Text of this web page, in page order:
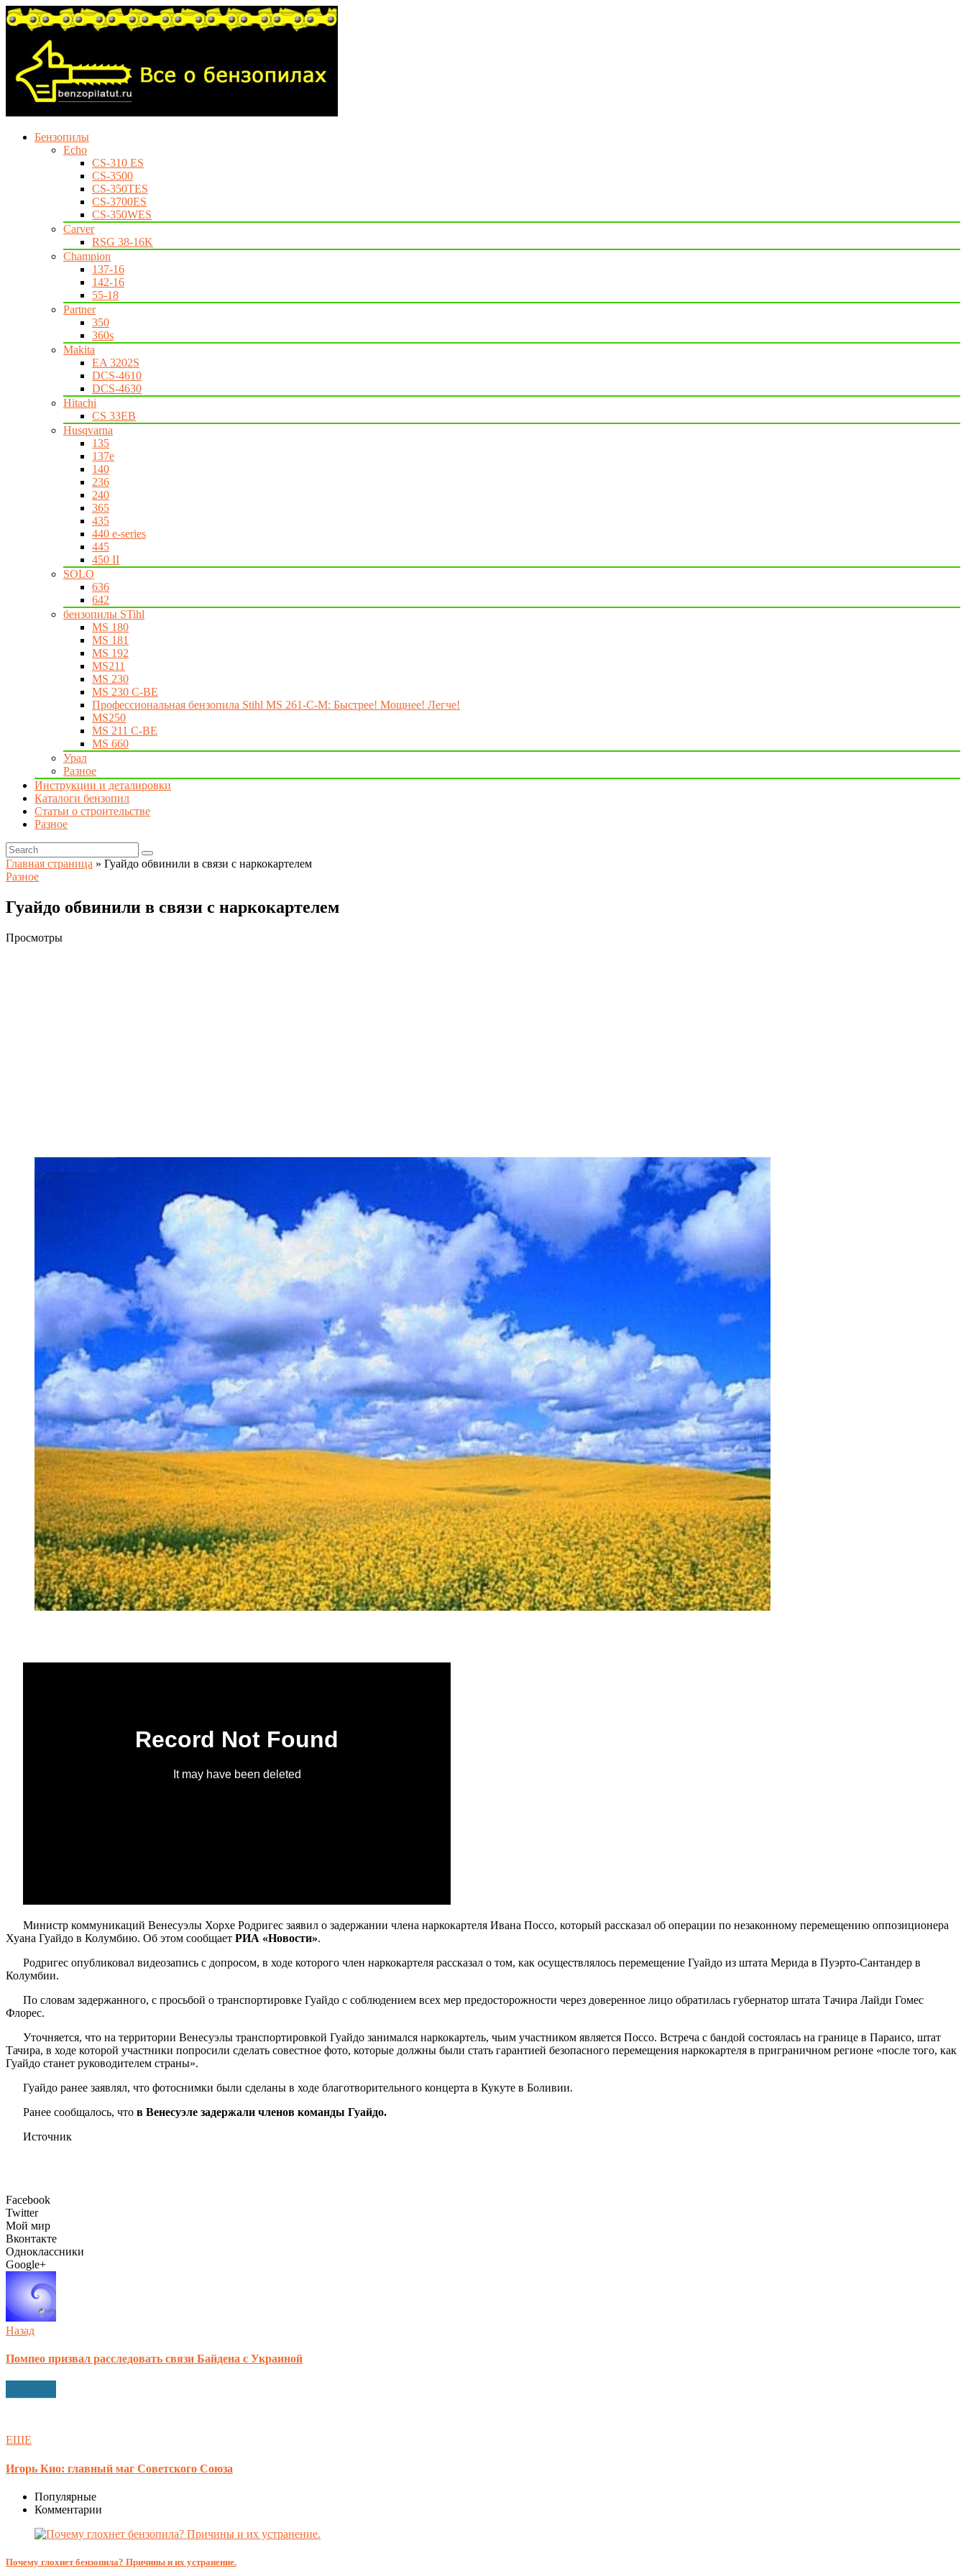
Бензопилы
Echo
CS-310 ES
CS-3500
CS-350TES
CS-3700ES
CS-350WES
Carver
RSG 38-16K
Champion
137-16
142-16
55-18
Partner
350
360s
Makita
EA 3202S
DCS-4610
DCS-4630
Hitachi
CS 33EB
Husqvarna
135
137e
140
236
240
365
435
440 e-series
445
450 II
SOLO
636
642
бензопилы STihl
MS 180
MS 181
MS 192
MS211
MS 230
MS 230 C-BE
Профессиональная бензопила Stihl MS 261-C-M: Быстрее! Мощнее! Легче!
MS250
MS 211 C-BE
MS 660
Урал
Разное
Инструкции и деталировки
Каталоги бензопил
Статьи о строительстве
Разное
Главная страница » Гуайдо обвинили в связи с наркокартелем
Разное
Гуайдо обвинили в связи с наркокартелем
Просмотры
Министр коммуникаций Венесуэлы Хорхе Родригес заявил о задержании члена наркокартеля Ивана Поссо, который рассказал об операции по незаконному перемещению оппозиционера
Хуана Гуайдо в Колумбию. Об этом сообщает РИА «Новости».
Родригес опубликовал видеозапись с допросом, в ходе которого член наркокартеля рассказал о том, как осуществлялось перемещение Гуайдо из штата Мерида в Пуэрто-Сантандер в
Колумбии.
По словам задержанного, с просьбой о транспортировке Гуайдо с соблюдением всех мер предосторожности через доверенное лицо обратилась губернатор штата Тачира Лайди Гомес
Флорес.
Уточняется, что на территории Венесуэлы транспортировкой Гуайдо занимался наркокартель, чьим участником является Поссо. Встреча с бандой состоялась на границе в Параисо, штат
Тачира, в ходе которой участники попросили сделать совестное фото, которые должны были стать гарантией безопасного перемещения наркокартеля в приграничном регионе «после того, как
Гуайдо станет руководителем страны».
Гуайдо ранее заявлял, что фотоснимки были сделаны в ходе благотворительного концерта в Кукуте в Боливии.
Ранее сообщалось, что в Венесуэле задержали членов команды Гуайдо.
Источник
Facebook
Twitter
Мой мир
Вконтакте
Одноклассники
Google+
Назад
Помпео призвал расследовать связи Байдена с Украиной
ЕЩЕ
Игорь Кио: главный маг Советского Союза
Популярные
Комментарии
Почему глохнет бензопила? Причины и их устранение.